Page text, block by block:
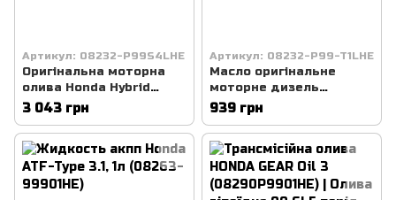
Артикул: 08232-P99S4LHE
Оригінальна моторна
олива Honda Hybrid
green oil, 4л (08232-
P99S4LHE)
3 043 грн
Артикул: 08232-P99-T1LHE
Масло оригінальне
моторне дизель
Honda/Acura HFE-C2 0W-
30, 1л (08232-P99-T1LHE)
Хонда СРВ CR-V (2,2
дизель DIESEL 2.2)
939 грн